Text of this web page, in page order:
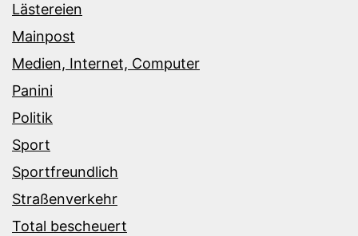
Lästereien
Mainpost
Medien, Internet, Computer
Panini
Politik
Sport
Sportfreundlich
Straßenverkehr
Total bescheuert